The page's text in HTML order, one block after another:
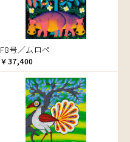
F8号／ムロペ
￥37,400